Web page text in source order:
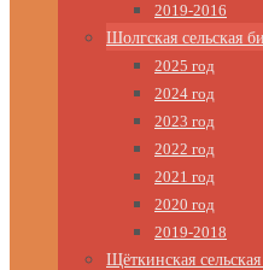
2019-2016
Шолгская сельская
2025 год
2024 год
2023 год
2022 год
2021 год
2020 год
2019-2018
Щёткинская